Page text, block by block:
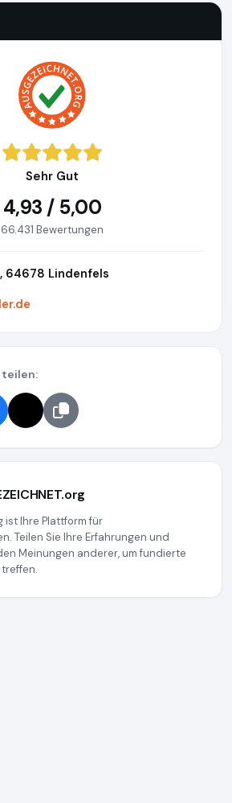
Sehr Gut
4,93 / 5,00
66.431 Bewertungen
64678 Lindenfels
teilen:
ist Ihre Plattform für
Teilen Sie Ihre Erfahrungen und
Meinungen anderer, um fundierte